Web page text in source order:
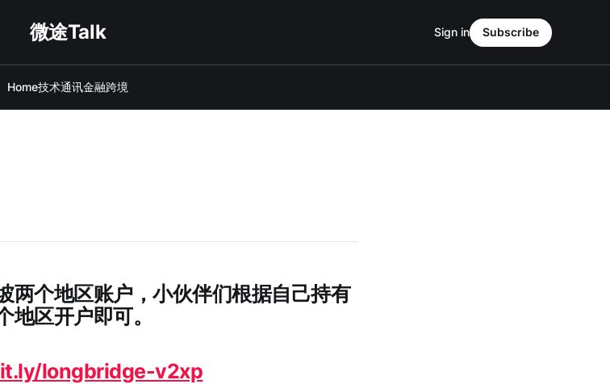
微途Talk
Home技术通讯金融跨境
Sign in Subscribe
两个地区账户，小伙伴们根据自己持有
区开户即可。
longbridge-v2xp